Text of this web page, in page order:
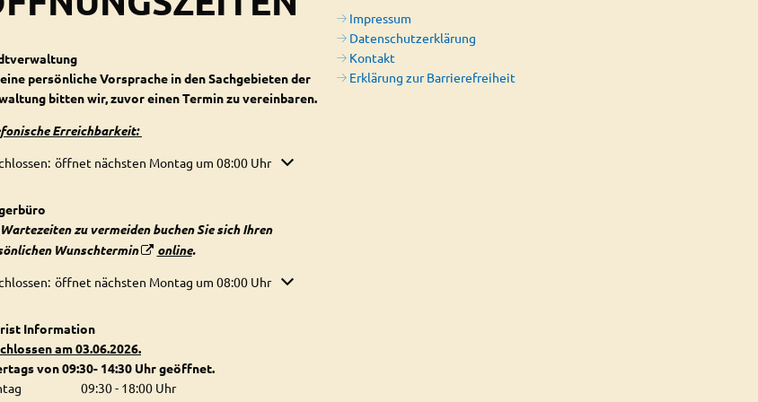
persönliche Vorsprache in den Sachgebieten der
bitten wir, zuvor einen Termin zu vereinbaren.
Erreichbarkeit:
um weitere Öffnungs- oder Schließzeiten auszublenden
öffnet nächsten Montag um 08:00 Uhr
zu vermeiden buchen Sie sich Ihren
Wunschtermin
online.
um weitere Öffnungs- oder Schließzeiten auszublenden
öffnet nächsten Montag um 08:00 Uhr
Information
am 03.06.2026.
von 09:30- 14:30 Uhr geöffnet.
09:30- 18:00 Uhr
Impressum
Datenschutzerklärung
Kontakt
Erklärung zur Barrierefreiheit